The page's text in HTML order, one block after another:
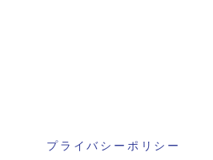
プライバシーポリシー